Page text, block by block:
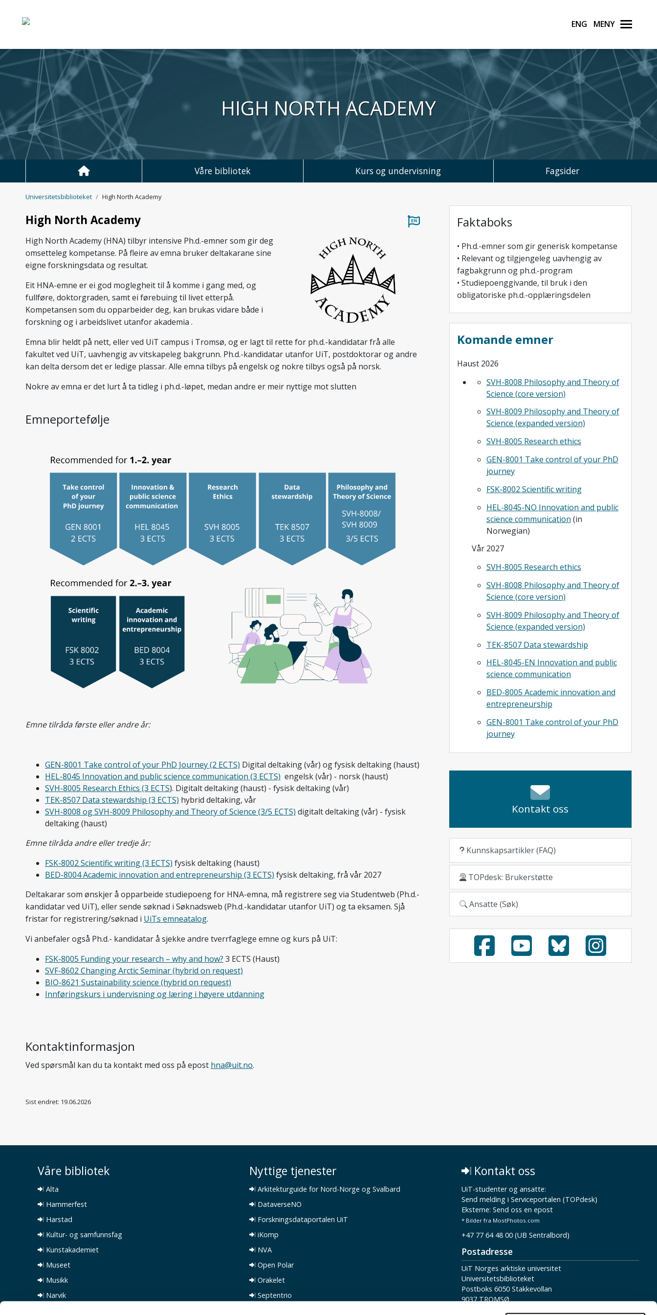
Hopp til hovedinnhold
English Meny
HIGH NORTH ACADEMY
Våre bibliotek Kurs og undervisning Fagsider
Universitetsbiblioteket High North Academy
High North Academy
High North Academy (HNA) tilbyr intensive Ph.d.-emner som gir deg
omsetteleg kompetanse. På fleire av emna bruker deltakarane sine
eigne forskningsdata og resultat.
Eit HNA-emne er ei god moglegheit til å komme i gang med, og
fullføre, doktorgraden, samt ei førebuing til livet etterpå.
Kompetansen som du opparbeider deg, kan brukas vidare både i
forskning og i arbeidslivet utanfor akademia .
Emna blir heldt på nett, eller ved UiT campus i Tromsø, og er lagt til rette for ph.d.-kandidatar frå alle
fakultet ved UiT, uavhengig av vitskapeleg bakgrunn. Ph.d.-kandidatar utanfor UiT, postdoktorar og andre
kan delta dersom det er ledige plassar. Alle emna tilbys på engelsk og nokre tilbys også på norsk.
Nokre av emna er det lurt å ta tidleg i ph.d.-løpet, medan andre er meir nyttige mot slutten
Emneportefølje
Emne tilråda første eller andre år:
GEN-8001 Take control of your PhD Journey (2 ECTS) Digital deltaking (vår) og fysisk deltaking (haust)
HEL-8045 Innovation and public science communication (3 ECTS) engelsk (vår) - norsk (haust)
SVH-8005 Research Ethics (3 ECTS). Digitalt deltaking (haust) - fysisk deltaking (vår)
TEK-8507 Data stewardship (3 ECTS) hybrid deltaking, vår
SVH-8008 og SVH-8009 Philosophy and Theory of Science (3/5 ECTS) digitalt deltaking (vår) - fysisk
deltaking (haust)
Emne tilråda andre eller tredje år:
FSK-8002 Scientific writing (3 ECTS) fysisk deltaking (haust)
BED-8004 Academic innovation and entrepreneurship (3 ECTS) fysisk deltaking, frå vår 2027
Deltakarar som ønskjer å opparbeide studiepoeng for HNA-emna, må registrere seg via Studentweb (Ph.d.-
kandidatar ved UiT), eller sende søknad i Søknadsweb (Ph.d.-kandidatar utanfor UiT) og ta eksamen. Sjå
fristar for registrering/søknad i UiTs emneatalog.
Vi anbefaler også Ph.d.- kandidatar å sjekke andre tverrfaglege emne og kurs på UiT:
FSK-8005 Funding your research – why and how? 3 ECTS (Haust)
SVF-8602 Changing Arctic Seminar (hybrid on request)
BIO-8621 Sustainability science (hybrid on request)
Innføringskurs i undervisning og læring i høyere utdanning
Kontaktinformasjon
Ved spørsmål kan du ta kontakt med oss på epost hna@uit.no.
Sist endret: 19.06.2026
Faktaboks
• Ph.d.-emner som gir generisk kompetanse
• Relevant og tilgjengeleg uavhengig av
fagbakgrunn og ph.d.-program
• Studiepoenggivande, til bruk i den
obligatoriske ph.d.-opplæringsdelen
Komande emner
Haust 2026
SVH-8008 Philosophy and Theory of
Science (core version)
SVH-8009 Philosophy and Theory of
Science (expanded version)
SVH-8005 Research ethics
GEN-8001 Take control of your PhD
journey
FSK-8002 Scientific writing
HEL-8045-NO Innovation and public
science communication (in
Norwegian)
Vår 2027
SVH-8005 Research ethics
SVH-8008 Philosophy and Theory of
Science (core version)
SVH-8009 Philosophy and Theory of
Science (expanded version)
TEK-8507 Data stewardship
HEL-8045-EN Innovation and public
science communication
BED-8005 Academic innovation and
entrepreneurship
GEN-8001 Take control of your PhD
journey
Kontakt oss
Kunnskapsartikler (FAQ)
TOPdesk: Brukerstøtte
Ansatte (Søk)
Våre bibliotek
Alta
Hammerfest
Harstad
Kultur- og samfunnsfag
Kunstakademiet
Museet
Musikk
Narvik
Nyttige tjenester
Arkitekturguide for Nord-Norge og Svalbard
DataverseNO
Forskningsdataportalen UiT
iKomp
NVA
Open Polar
Orakelet
Septentrio
Kontakt oss
UiT-studenter og ansatte:
Send melding i Serviceportalen (TOPdesk)
Eksterne: Send oss en epost
* Bilder fra MostPhotos.com
+47 77 64 48 00 (UB Sentralbord)
Postadresse
UiT Norges arktiske universitet
Universitetsbiblioteket
Postboks 6050 Stakkevollan
9037 TROMSØ